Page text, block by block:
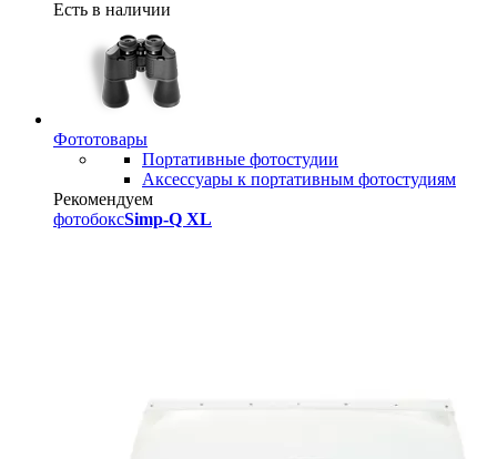
Есть в наличии
Фототовары
Портативные фотостудии
Аксессуары к портативным фотостудиям
Рекомендуем
фотобоксSimp-Q XL